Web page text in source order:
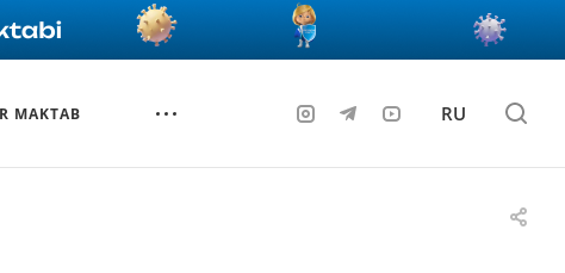
MAKTAB RU